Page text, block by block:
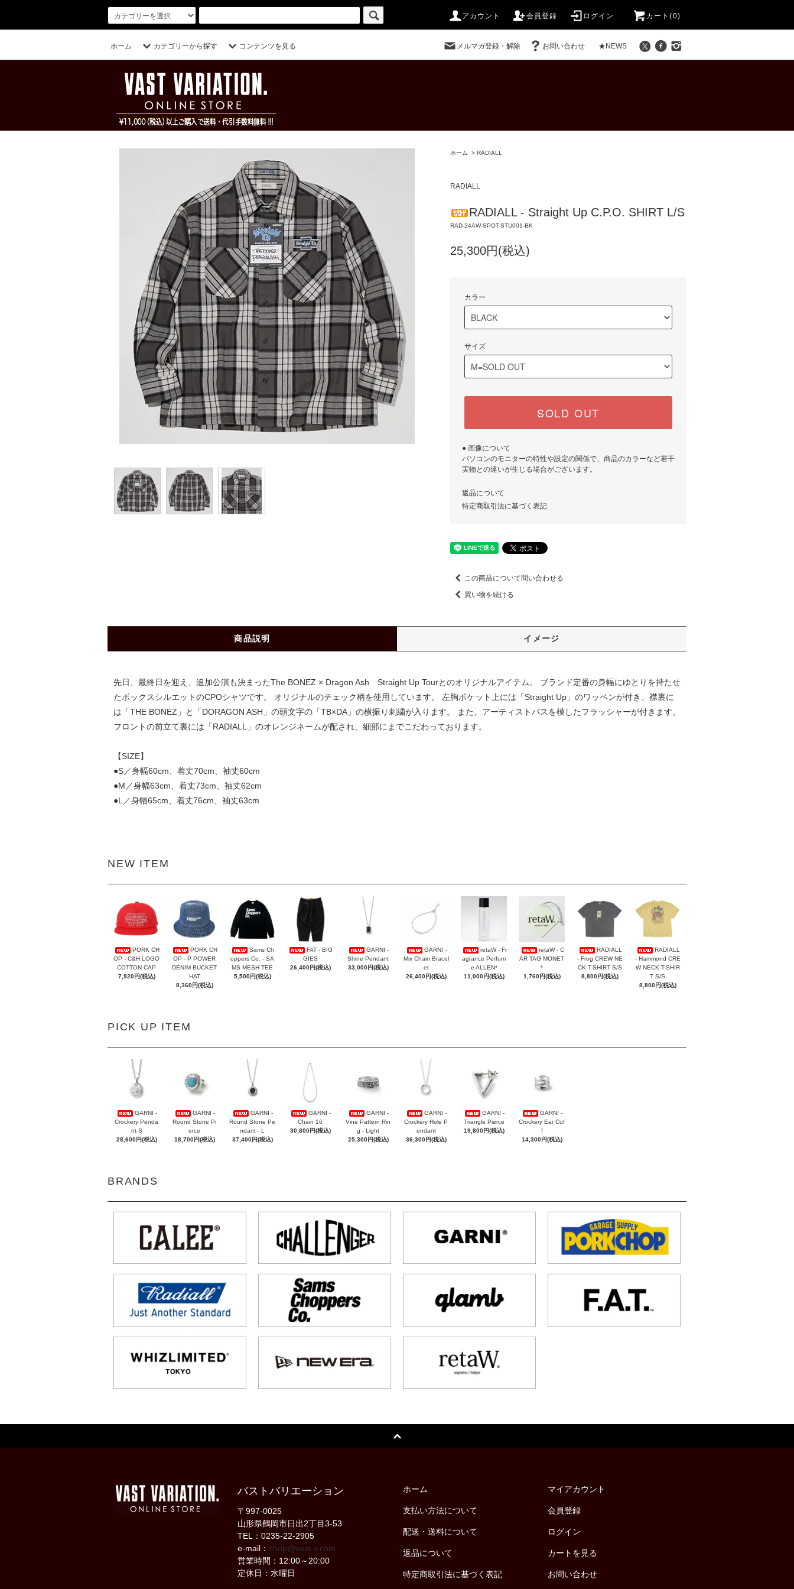
アカウント 会員登録 ログイン カート(0)
ホーム カテゴリーから探す コンテンツを見る メルマガ登録・解除 お問い合わせ ★NEWS
ホーム > RADIALL
RADIALL
RADIALL - Straight Up C.P.O. SHIRT L/S
RAD-24AW-SPOT-STU001-BK
25,300円(税込)
カラー
サイズ
SOLD OUT
● 画像について
パソコンのモニターの特性や設定の関係で、商品のカラーなど若干
実物との違いが生じる場合がございます。
返品について
特定商取引法に基づく表記
この商品について問い合わせる
買い物を続ける
商品説明 イメージ
先日、最終日を迎え、追加公演も決まったThe BONEZ × Dragon Ash Straight Up Tourとのオリジナルアイテム。 ブランド定番の身幅にゆとりを持たせ
たボックスシルエットのCPOシャツです。 オリジナルのチェック柄を使用しています。 左胸ポケット上には「Straight Up」のワッペンが付き、襟裏に
は「THE BONEZ」と「DORAGON ASH」の頭文字の「TB×DA」の横振り刺繍が入ります。 また、アーティストパスを模したフラッシャーが付きます。
フロントの前立て裏には「RADIALL」のオレンジネームが配され、細部にまでこだわっております。
【SIZE】
●S／身幅60cm、着丈70cm、袖丈60cm
●M／身幅63cm、着丈73cm、袖丈62cm
●L／身幅65cm、着丈76cm、袖丈63cm
NEW ITEM
PORK CH
OP - C&H LOGO
COTTON CAP
7,920円(税込)
PORK CH
OP - P POWER
DENIM BUCKET
HAT
8,360円(税込)
Sams Ch
oppers Co. - SA
MS MESH TEE
5,500円(税込)
FAT - BIG
GIES
26,400円(税込)
GARNI -
Shine Pendant
33,000円(税込)
GARNI -
Mix Chain Bracel
et
26,400円(税込)
retaW - Fr
agrance Perfum
e ALLEN*
11,000円(税込)
retaW - C
AR TAG MONET
*
1,760円(税込)
RADIALL
- Frog CREW NE
CK T-SHIRT S/S
8,800円(税込)
RADIALL
- Hammond CRE
W NECK T-SHIR
T S/S
8,800円(税込)
PICK UP ITEM
GARNI -
Crockery Penda
nt-S
28,600円(税込)
GARNI -
Round Stone Pi
erce
18,700円(税込)
GARNI -
Round Stone Pe
ndant - L
37,400円(税込)
GARNI -
Chain 16
30,800円(税込)
GARNI -
Vine Pattern Rin
g - Light
25,300円(税込)
GARNI -
Crockery Hole P
endant
36,300円(税込)
GARNI -
Triangle Pierce
19,800円(税込)
GARNI -
Crockery Ear Cuf
f
14,300円(税込)
BRANDS
バストバリエーション
〒997-0025
山形県鶴岡市日出2丁目3-53
TEL：0235-22-2905
e-mail： shop@vast-v.com
営業時間：12:00～20:00
定休日：水曜日
ホーム
支払い方法について
配送・送料について
返品について
特定商取引法に基づく表記
マイアカウント
会員登録
ログイン
カートを見る
お問い合わせ